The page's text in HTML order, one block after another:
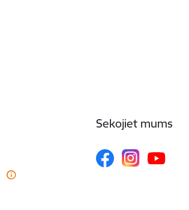
Sekojiet mums